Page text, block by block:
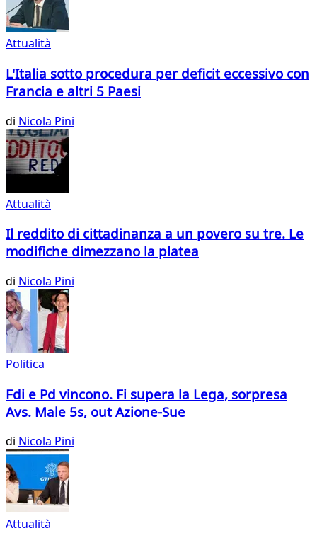
Attualità
L'Italia sotto procedura per deficit eccessivo con
Francia e altri 5 Paesi
di Nicola Pini
Attualità
Il reddito di cittadinanza a un povero su tre. Le
modifiche dimezzano la platea
di Nicola Pini
Politica
Fdi e Pd vincono. Fi supera la Lega, sorpresa
Avs. Male 5s, out Azione-Sue
di Nicola Pini
Attualità